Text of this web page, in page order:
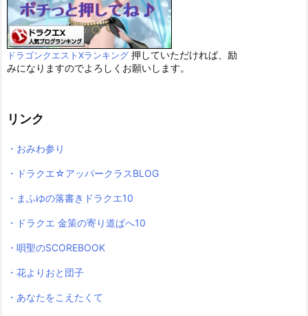
ドラゴンクエストXランキング 押していただければ、励
みになりますのでよろしくお願いします。
リンク
・おみわ参り
・ドラクエ☆アッパークラスBLOG
・まふゆの落書きドラクエ10
・ドラクエ 金策の寄り道ぱへ10
・唄聖のSCOREBOOK
・花よりおと団子
・あなたをこえたくて